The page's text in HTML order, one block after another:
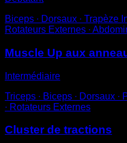
Biceps ∙ Dorsaux ∙ Trapèze
Rotateurs Externes ∙
Muscle Up aux
Intermédiaire
Triceps ∙ Biceps ∙ Dorsaux ∙
∙ Rotateurs Externes
Cluster de tractions